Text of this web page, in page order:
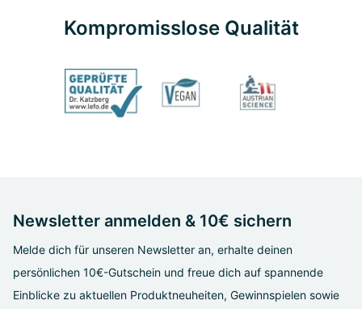
Kompromisslose Qualität
Newsletter anmelden & 10€ sichern
Melde dich für unseren Newsletter an, erhalte deinen
persönlichen 10€-Gutschein und freue dich auf spannende
Einblicke zu aktuellen Produktneuheiten, Gewinnspielen sowie